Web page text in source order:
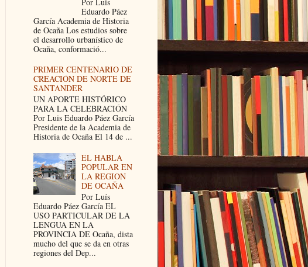
Eduardo Páez
García Academia de Historia
de Ocaña Los estudios sobre
el desarrollo urbanístico de
Ocaña, conformació...
PRIMER CENTENARIO DE
CREACIÓN DE NORTE DE
SANTANDER
UN APORTE HISTÓRICO
PARA LA CELEBRACIÓN
Por Luis Eduardo Páez García
Presidente de la Academia de
Historia de Ocaña El 14 de ...
EL HABLA
POPULAR EN
LA REGION
DE OCAÑA
Por Luís
Eduardo Páez García EL
USO PARTICULAR DE LA
LENGUA EN LA
PROVINCIA DE Ocaña, dista
mucho del que se da en otras
regiones del Dep...